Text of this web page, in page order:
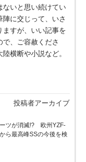
ないと思い続けてい
陣に交じって、いさ
ますが、いい記事を
、ご容赦くださ
横断や小説など。
投稿者アーカイブ
ツが消滅!? 欧州YZF-
ら最高峰SSの今後を検